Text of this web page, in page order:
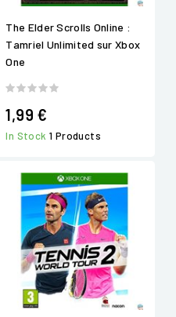
The Elder Scrolls Online :
Tamriel Unlimited sur Xbox
One
1,99 €
In Stock1 Products